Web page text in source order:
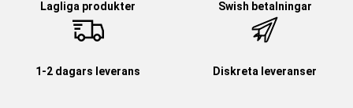
Lagliga produkter Swish betalningar
1-2 dagars leverans Diskreta leveranser